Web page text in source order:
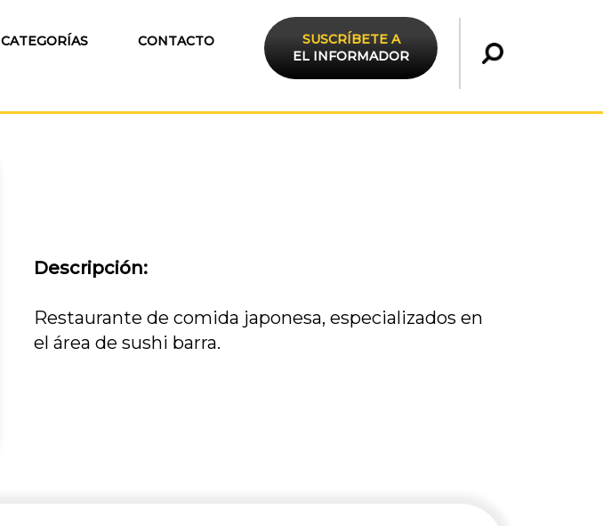
CATEGORÍAS CONTACTO
SUSCRÍBETE A
EL INFORMADOR
Descripción:
Restaurante de comida japonesa, especializados en
el área de sushi barra.